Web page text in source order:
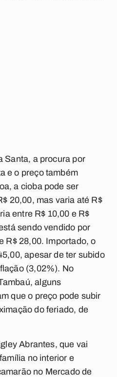
Santa, a procura por
e o preço também
a cioba pode ser
20,00, mas varia até R$
entre R$ 10,00 e R$
sendo vendido por
R$ 28,00. Importado, o
apesar de ter subido
(3,02%). No
alguns
que o preço pode subir
do feriado, de
Abrantes, que vai
no interior e
no Mercado de